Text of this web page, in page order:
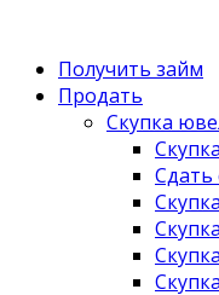
Получить займ
Продать
Скупка
Сдать